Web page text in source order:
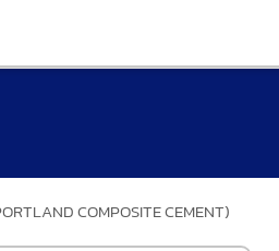
COMPOSITE CEMENT)